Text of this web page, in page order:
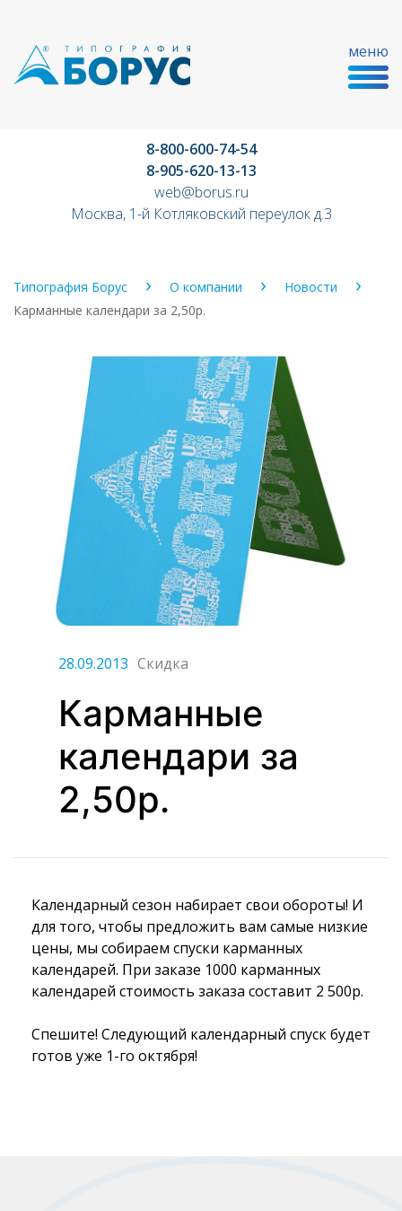
меню
8-800-600-74-54
8-905-620-13-13
web@borus.ru
Москва, 1-й Котляковский переулок д.3
Типография Борус О компании
Новости
Карманные календари за 2,50р.
28.09.2013 Скидка
Карманные
календари за
2,50р.
Календарный сезон набирает свои обороты! И
для того, чтобы предложить вам самые низкие
цены, мы собираем спуски карманных
календарей. При заказе 1000 карманных
календарей стоимость заказа составит 2 500р.
Спешите! Следующий календарный спуск будет
готов уже 1-го октября!